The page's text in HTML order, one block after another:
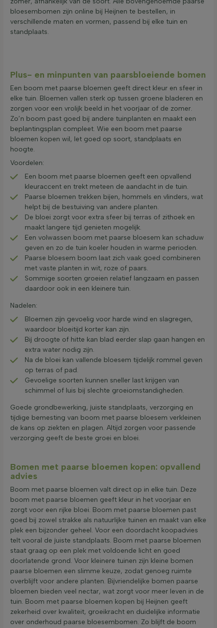
bloesembomen zijn online bij Heijnen te bestellen, in
verschillende maten en vormen, passend bij elke tuin en
standplaats.
Plus- en minpunten van paarsbloeiende bomen
Een boom met paarse bloemen geeft direct kleur en sfeer in
elke tuin. Bloemen vallen sterk op tussen groene bladeren en
zorgen voor een vrolijk beeld in het voorjaar of de zomer.
Zo’n boom past goed bij andere tuinplanten en maakt een
beplantingsplan compleet. Wie een boom met paarse
bloemen kopen wil, let goed op soort, standplaats en
hoogte.
Voordelen:
Een boom met paarse bloemen geeft een opvallend
kleuraccent en trekt meteen de aandacht in de tuin.
Paarse bloemen trekken bijen, hommels en vlinders, wat
helpt bij de bestuiving van andere planten.
De bloei zorgt voor extra sfeer bij terras of zithoek en
maakt langere tijd genieten mogelijk.
Een volwassen boom met paarse bloesem kan schaduw
geven en zo de tuin koeler houden in warme perioden.
Paarse bloesem boom laat zich vaak goed combineren
met vaste planten in wit, roze of paars.
Sommige soorten groeien relatief langzaam en passen
daardoor ook in een kleinere tuin.
Nadelen:
Bloemen zijn gevoelig voor harde wind en slagregen,
waardoor bloeitijd korter kan zijn.
Bij droogte of hitte kan blad eerder slap gaan hangen en
extra water nodig zijn.
Na de bloei kan vallende bloesem tijdelijk rommel geven
op terras of pad.
Gevoelige soorten kunnen sneller last krijgen van
schimmel of luis bij slechte groeiomstandigheden.
Goede grondbewerking, juiste standplaats, verzorging en
tijdige bemesting van boom met paarse bloesem verkleinen
de kans op ziekten en plagen. Altijd zorgen voor passende
verzorging geeft de beste groei en bloei.
Bomen met paarse bloemen kopen: opvallend
advies
Boom met paarse bloemen valt direct op in elke tuin. Deze
boom met paarse bloemen geeft kleur in het voorjaar en
zorgt voor een rijke bloei. Boom met paarse bloemen past
goed bij zowel strakke als natuurlijke tuinen en maakt van elke
plek een bijzonder geheel. Voor een doordacht koopadvies
telt vooral de juiste standplaats. Boom met paarse bloemen
staat graag op een plek met voldoende licht en goed
doorlatende grond. Voor kleinere tuinen zijn kleine bomen
paarse bloemen een slimme keuze, zodat genoeg ruimte
overblijft voor andere planten. Bijvriendelijke bomen paarse
bloemen bieden veel nectar, wat zorgt voor meer leven in de
tuin. Boom met paarse bloemen kopen bij Heijnen geeft
zekerheid over kwaliteit, groeikracht en duidelijke informatie
over onderhoud paarse bloesembomen. Zo blijft de boom